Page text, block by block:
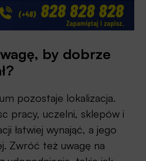
by dobrze
pozostaje lokalizacja.
pracy, uczelni, sklepów i
łatwiej wynająć, a jego
Zwróć też uwagę na